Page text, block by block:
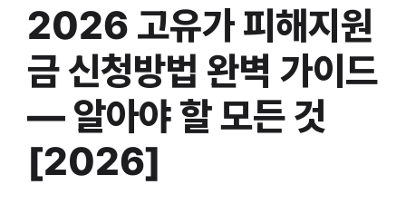
2026 고유가 피해지원
금 신청방법 완벽 가이드
— 알아야 할 모든 것
[2026]